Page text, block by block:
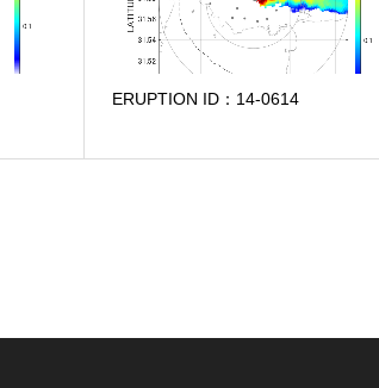
ERUPTION ID：14-0614